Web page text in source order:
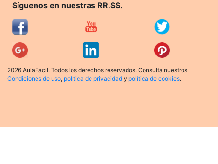
Síguenos en nuestras RR.SS.
2026 AulaFacil. Todos los derechos reservados. Consulta nuestros
Condiciones de uso, política de privacidad y política de cookies.